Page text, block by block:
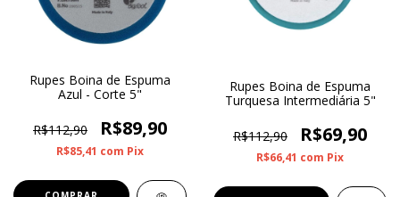
Rupes Boina de Espuma
Azul - Corte 5"
R$112,90 R$89,90
R$85,41 com Pix
Rupes Boina de Espuma
Turquesa Intermediária 5"
R$112,90 R$69,90
R$66,41 com Pix